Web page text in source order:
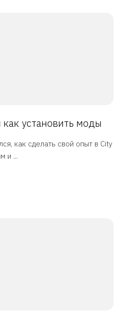
установить моды
как сделать свой опыт в City
и ...